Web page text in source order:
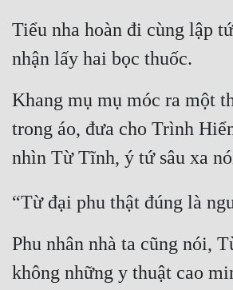
Thanh Xuân
Tiểu Thuyết
Trùng Sinh
Trọng Sinh
Tu Chân
Tiểu nha hoàn đi cùng lập
nhận lấy hai bọc thuốc.
Khang mụ mụ móc ra một
trong áo, đưa cho Trình
nhìn Từ Tĩnh, ý tứ sâu xa
“Từ đại phu thật đúng là
Phu nhân nhà ta cũng nói,
không những y thuật cao